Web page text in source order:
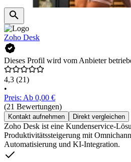
Zoho Desk
Dieses Profil wird vom Anbieter
4,3 (21)
•
Preis: Ab 0,00 €
(21 Bewertungen)
Kontakt aufnehmen Direkt vergleichen
Zoho Desk ist eine Kundenservice-
Produktivitätssteigerung mit
Automatisierung und KI-Integration.